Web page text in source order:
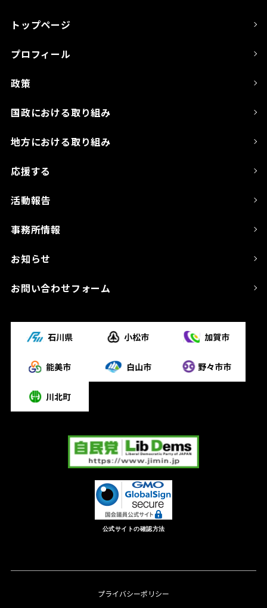
トップページ
プロフィール
政策
国政における取り組み
地方における取り組み
応援する
活動報告
事務所情報
お知らせ
お問い合わせフォーム
公式サイトの確認方法
プライバシーポリシー